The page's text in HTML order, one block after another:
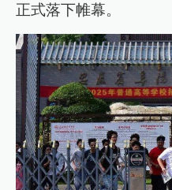
正式落下帷幕。